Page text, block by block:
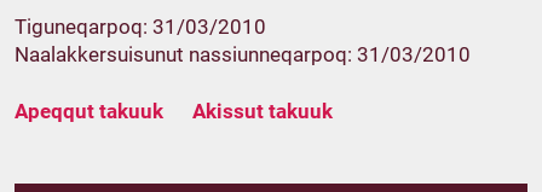
Tiguneqarpoq: 31/03/2010
Naalakkersuisunut nassiunneqarpoq: 31/03/2010
Apeqqut takuuk Akissut takuuk